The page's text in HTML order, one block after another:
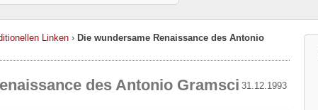
Linken › Die wundersame Renaissance des Antonio
31.12.1993
des Antonio Gramsci